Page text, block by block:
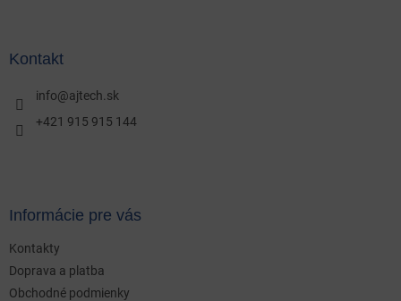
Kontakt
info@ajtech.sk
+421 915 915 144
Informácie pre vás
Kontakty
Doprava a platba
Obchodné podmienky